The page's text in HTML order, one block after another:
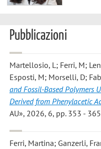
Pubblicazioni
Martellosio, L; Ferri, M;
Esposti, M; Morselli, D;
and Fossil-Based Polymers
Derived from Phenylacetic
AU», 2026, 6, pp. 353 -
Ferri, Martina; Ganzerli,